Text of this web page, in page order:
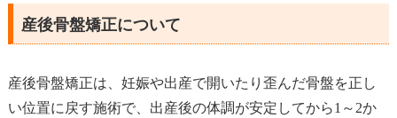
産後骨盤矯正について
産後骨盤矯正は、妊娠や出産で開いたり歪んだ骨盤を正し
い位置に戻す施術で、出産後の体調が安定してから1～2か